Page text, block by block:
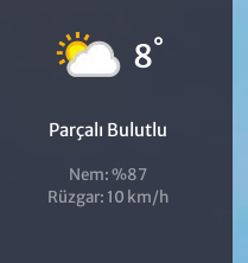
8°
Parçalı Bulutlu
Nem: %87
Rüzgar: 10 km/h